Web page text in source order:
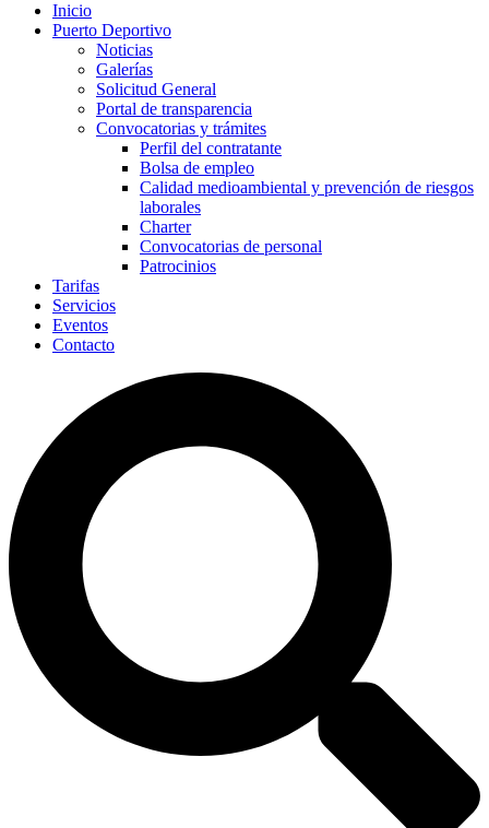
Inicio
Puerto Deportivo
Noticias
Galerías
Solicitud General
Portal de transparencia
Convocatorias y trámites
Perfil del contratante
Bolsa de empleo
Calidad medioambiental y prevención de riesgos
laborales
Charter
Convocatorias de personal
Patrocinios
Tarifas
Servicios
Eventos
Contacto